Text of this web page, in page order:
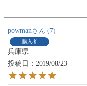
powman 7
購入者
兵庫県
投稿日
2019/08/23